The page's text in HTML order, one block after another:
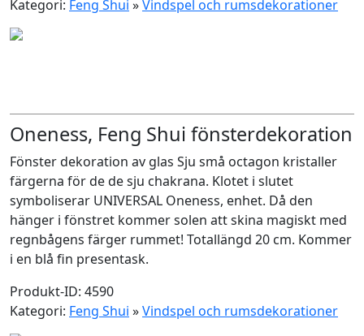
Kategori: Feng Shui »Vindspel och rumsdekorationer
Oneness, Feng Shui fönsterdekoration
Fönster dekoration av glas Sju små octagon kristaller
färgerna för de de sju chakrana. Klotet i slutet
symboliserar UNIVERSAL Oneness, enhet. Då den
hänger i fönstret kommer solen att skina magiskt med
regnbågens färger rummet! Totallängd 20 cm. Kommer
i en blå fin presentask.
Produkt-ID: 4590
Kategori: Feng Shui »Vindspel och rumsdekorationer